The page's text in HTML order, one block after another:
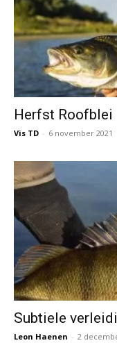
Herfst Roofblei
Vis TD - 6 november 2021
Subtiele
Leon Haenen - 2